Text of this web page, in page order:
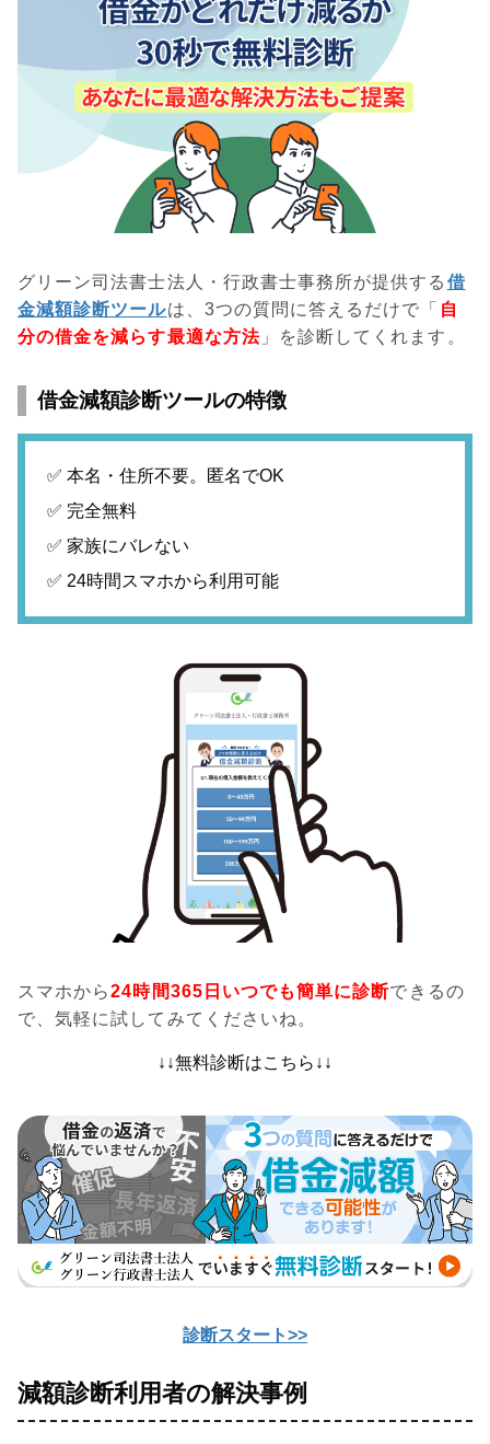
グリーン司法書士法人・行政書士事務所が提供する 借
金減額診断ツールは、3つの質問に答えるだけで「 自
分の借金を減らす最適な方法」を診断してくれます。
借金減額診断ツールの特徴
✅ 本名・住所不要。匿名でOK
✅ 完全無料
✅ 家族にバレない
✅ 24時間スマホから利用可能
スマホから24時間365日いつでも簡単に診断できるの
で、気軽に試してみてくださいね。
↓↓無料診断はこちら↓↓
診断スタート>>
減額診断利用者の解決事例